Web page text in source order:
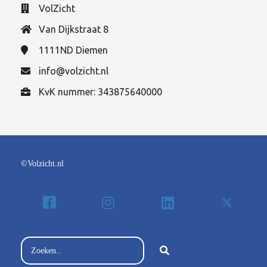
VolZicht
Van Dijkstraat 8
1111ND Diemen
info@volzicht.nl
KvK nummer: 343875640000
©Volzicht.nl